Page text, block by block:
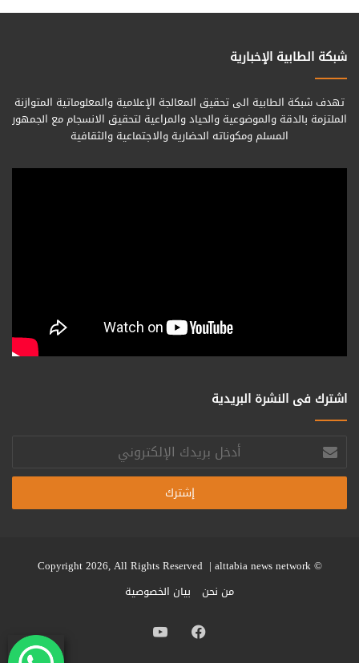
شبكة الطابية الإخبارية
تهدف شبكة الطابية الى تحقيق المعالجة الإعلامية والمعلوماتية المتوازنة
الملتزمة بالدقة والموضوعية والحياد والمراعية لتحقيق الانسجام مع الجمهور
المسلم ومكوناته الحضارية والاجتماعية والثقافية
اشترك فى النشرة البريدية
أدخل
بريدك
الإلكتروني
© Copyright 2026, All Rights Reserved |
alttabia news network
من نحن
بيان الخصوصية
فيسبوك